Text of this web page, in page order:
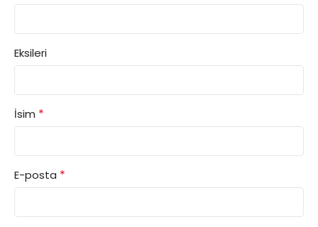
Eksileri
İsim *
E-posta *